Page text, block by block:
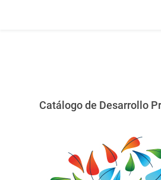
Catálogo de Desarrollo